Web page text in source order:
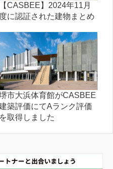
【CASBEE】2024年11月
度に認証された建物まとめ
市大浜体育館がCASBEE
築評価にてAランク評価
を取得しました